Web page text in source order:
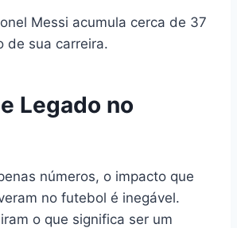
Messi acumula cerca de 37
de sua carreira.
Legado no
números, o impacto que
no futebol é inegável.
o que significa ser um